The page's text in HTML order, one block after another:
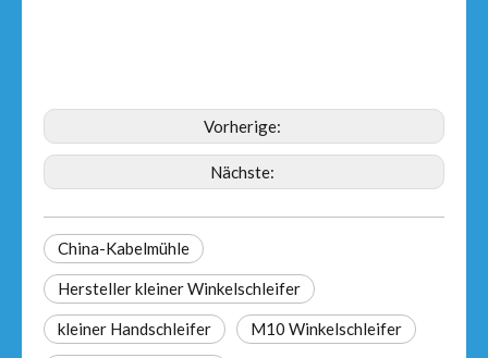
Vorherige:
Nächste:
China-Kabelmühle
Hersteller kleiner Winkelschleifer
kleiner Handschleifer M10 Winkelschleifer